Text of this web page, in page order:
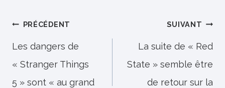
Navigation
de
l’article
PRÉCÉDENT
Les dangers de
« Stranger Things
5 » sont « au grand
SUIVANT
La suite de « Red
State » semble être
de retour sur la